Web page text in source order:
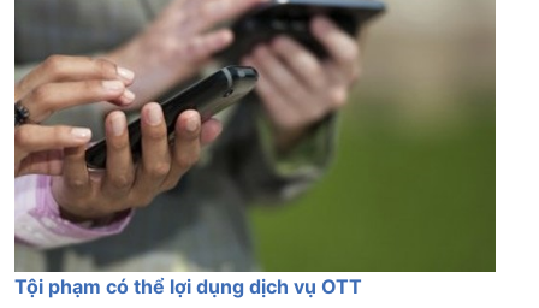
Tội phạm có thể lợi dụng dịch vụ OTT